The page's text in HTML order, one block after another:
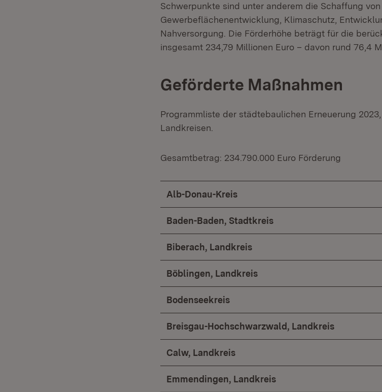
Schwerpunkte sind unter anderem die Schaffung von
Gewerbeflächenentwicklung, Klimaschutz,
Nahversorgung. Die Förderhöhe beträgt für die
insgesamt 234,79 Millionen Euro – davon rund 76,4
Geförderte Maßnahmen
Programmliste der städtebaulichen Erneuerung
Landkreisen.
Gesamtbetrag: 234.790.000 Euro Förderung
Alb-Donau-Kreis
Baden-Baden, Stadtkreis
Biberach, Landkreis
Böblingen, Landkreis
Bodenseekreis
Breisgau-Hochschwarzwald, Landkreis
Calw, Landkreis
Emmendingen, Landkreis